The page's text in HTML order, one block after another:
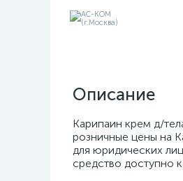
Описание
Карипаин крем д/
розничные цены на
для юридических
средство доступно